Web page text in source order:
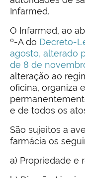
Infarmed.
O Infarmed, ao
º-A do Decreto-
agosto, alterado
de 8 de
alteração ao
oficina, organiza
e de todos os
São sujeitos a
farmácia os
a) Propriedade e